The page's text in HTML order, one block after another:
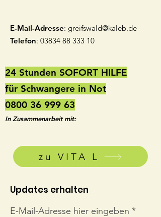
E-Mail-Adresse: greifswald@kaleb.de
Telefon: 03834 88 333 10
24 Stunden SOFORT HILFE
für Schwangere in Not
0800 36 999 63
In Zusammenarbeit mit:
zu VITA L
Updates erhalten
E-Mail-Adresse hier eingeben